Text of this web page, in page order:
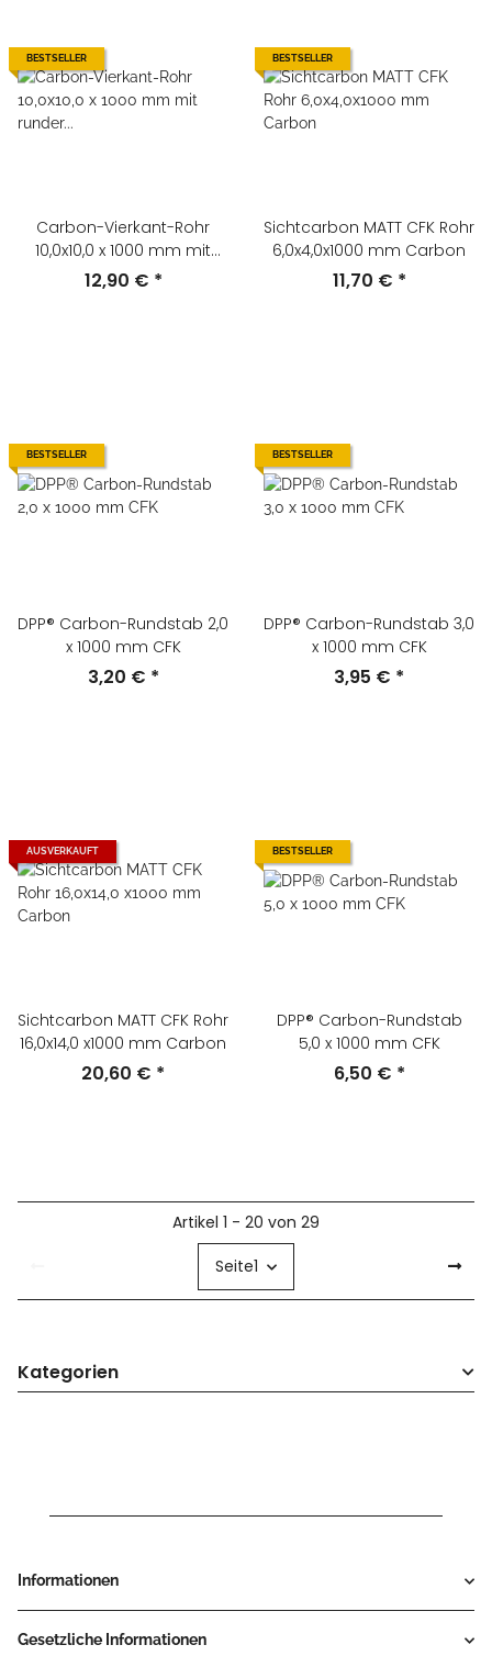
BESTSELLER
Carbon-Vierkant-Rohr
10,0x10,0 x 1000 mm mit
runder Bohrung CFK
12,90 € *
BESTSELLER
Sichtcarbon MATT CFK Rohr
6,0x4,0x1000 mm Carbon
11,70 € *
BESTSELLER
DPP® Carbon-Rundstab 2,0
x 1000 mm CFK
3,20 € *
BESTSELLER
DPP® Carbon-Rundstab 3,0
x 1000 mm CFK
3,95 € *
AUSVERKAUFT
Sichtcarbon MATT CFK Rohr
16,0x14,0 x1000 mm Carbon
20,60 € *
BESTSELLER
DPP® Carbon-Rundstab
5,0 x 1000 mm CFK
6,50 € *
Artikel 1 - 20 von 29
Seite1
Kategorien
Informationen
Gesetzliche Informationen